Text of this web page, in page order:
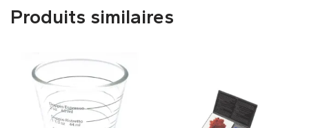
Produits similaires